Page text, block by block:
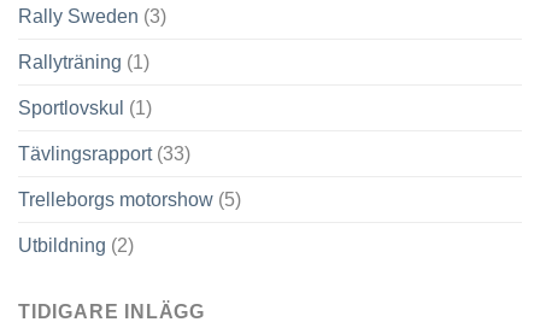
Rally Sweden (3)
Rallyträning (1)
Sportlovskul (1)
Tävlingsrapport(33)
Trelleborgs motorshow (5)
Utbildning (2)
TIDIGARE INLÄGG